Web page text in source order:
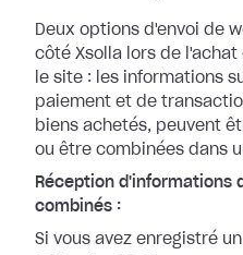
Deux options d'envoi de
côté Xsolla lors de l'achat
le site : les informations
paiement et de
biens achetés, peuvent
ou être combinées dans
Réception d'informations
combinés :
Si vous avez enregistré un